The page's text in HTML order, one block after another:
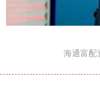
海通富配